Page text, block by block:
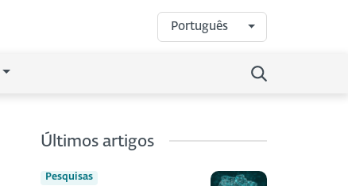
Português
Últimos artigos
Pesquisas